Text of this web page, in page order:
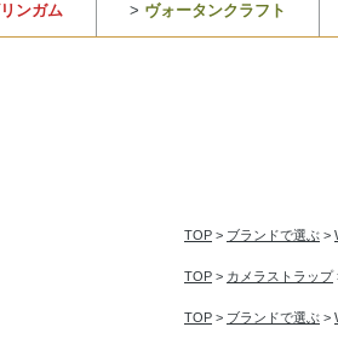
ンガム > ヴォータンクラフト
TOP > ブランドで選ぶ >
TOP > カメラストラップ
TOP > ブランドで選ぶ >